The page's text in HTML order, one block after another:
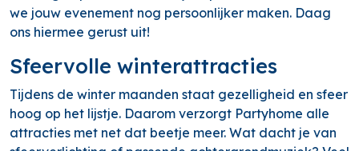
we jouw evenement nog persoonlijker maken. Daag
ons hiermee gerust uit!
Sfeervolle winterattracties
Tijdens de winter maanden staat gezelligheid en sfeer
hoog op het lijstje. Daarom verzorgt Partyhome alle
attracties met net dat beetje meer. Wat dacht je van